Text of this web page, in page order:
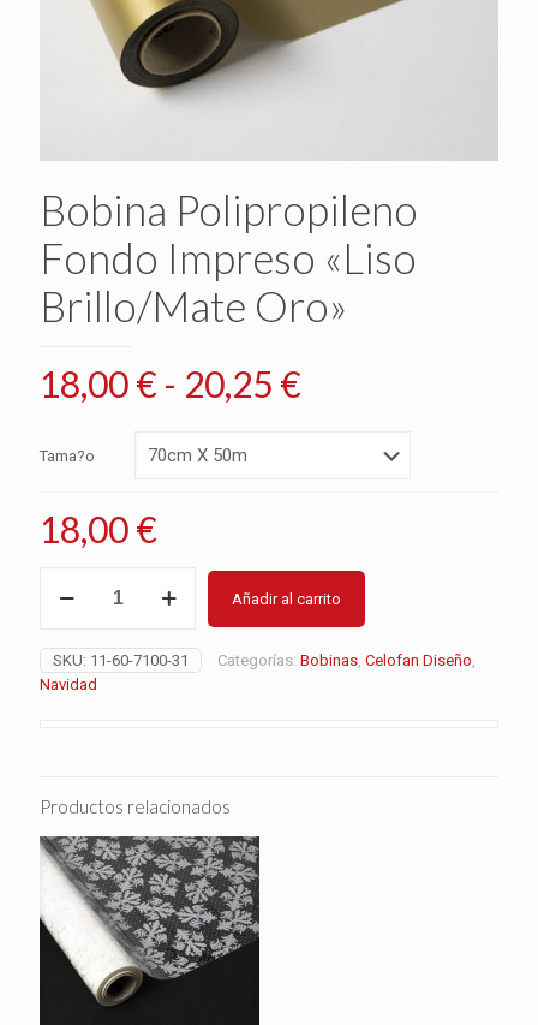
Bobina Polipropileno
Fondo Impreso «Liso
Brillo/Mate Oro»
18,00€- 20,25 €Rango
precios:
hasta
20,25 €
Tama?o
18,00€
Polipropileno
Impreso
"Liso
Brillo/Mate
Añadir al carrito
SKU: 11-60-7100-31 Categorías: Bobinas, Celofan Diseño,
Navidad
Productos relacionados